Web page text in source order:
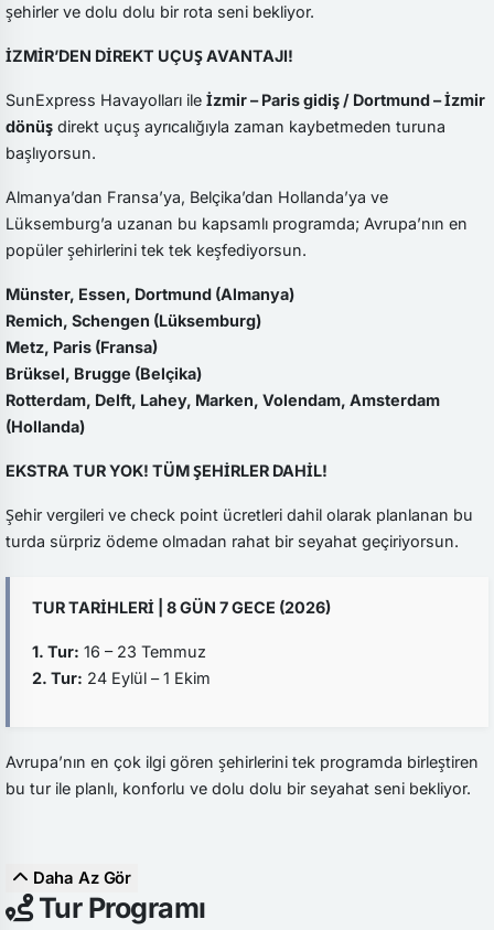
şehirler ve dolu dolu bir rota seni bekliyor.
İZMİR’DEN DİREKT UÇUŞ AVANTAJI!
SunExpress Havayolları ile İzmir – Paris gidiş / Dortmund – İzmir
dönüş direkt uçuş ayrıcalığıyla zaman kaybetmeden turuna
başlıyorsun.
Almanya’dan Fransa’ya, Belçika’dan Hollanda’ya ve
Lüksemburg’a uzanan bu kapsamlı programda; Avrupa’nın en
popüler şehirlerini tek tek keşfediyorsun.
Münster, Essen, Dortmund (Almanya)
Remich, Schengen (Lüksemburg)
Metz, Paris (Fransa)
Brüksel, Brugge (Belçika)
Rotterdam, Delft, Lahey, Marken, Volendam, Amsterdam
(Hollanda)
EKSTRA TUR YOK! TÜM ŞEHİRLER DAHİL!
Şehir vergileri ve check point ücretleri dahil olarak planlanan bu
turda sürpriz ödeme olmadan rahat bir seyahat geçiriyorsun.
TUR TARİHLERİ | 8 GÜN 7 GECE (2026)
1. Tur: 16 – 23 Temmuz
2. Tur: 24 Eylül – 1 Ekim
Avrupa’nın en çok ilgi gören şehirlerini tek programda birleştiren
bu tur ile planlı, konforlu ve dolu dolu bir seyahat seni bekliyor.
Daha Az Gör
Tur Programı